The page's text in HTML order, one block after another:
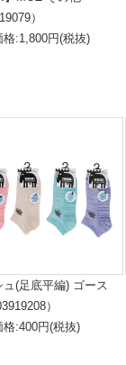
）
格:1,800円(税抜)
ュ(足底平編) ゴース
）
格:400円(税抜)